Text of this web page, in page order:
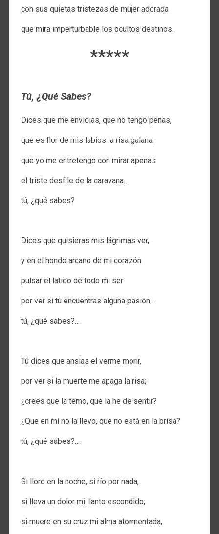
con sus quietas tristezas de mujer adorada
que mira imperturbable los ocultos destinos.
*****
Tú, ¿Qué Sabes?
Dices que me envidias, que no tengo penas,
que es flor de mis labios la risa galana,
que yo me entretengo con mirar apenas
el triste desfile de la caravana…
tú, ¿qué sabes?
Dices que quisieras mis lágrimas ver,
y en el hondo arcano de mi corazón
pulsar el latido de todo mi ser
por ver si tú encuentras alguna pasión…
tú, ¿qué sabes?…
Tú dices que ansias el verme morir,
por ver si la muerte me apaga la risa;
¿crees que la temo, que la he de sentir?
¿Que en mí no la llevo, que no está en la brisa?
tú, ¿qué sabes?…
Si lloro en la noche, si río por nada,
si lleva un dolor mi llanto escondido;
si muere en su cruz mi alma atormentada,